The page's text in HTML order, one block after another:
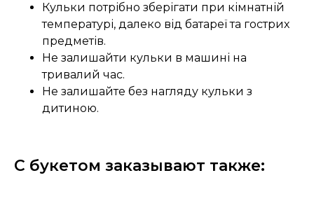
Кульки потрібно зберігати при кімнатній
температурі, далеко від батареї та гострих
предметів.
Не залишайти кульки в машині на
тривалий час.
Не залишайте без нагляду кульки з
дитиною.
С букетом заказывают также: